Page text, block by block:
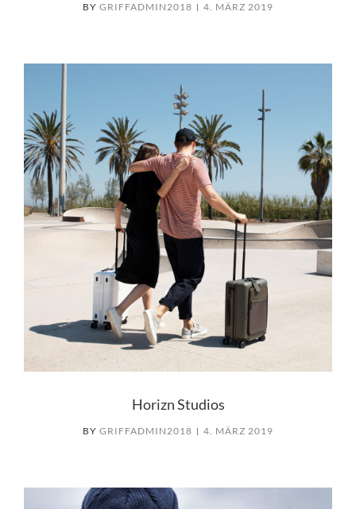
BY GRIFFADMIN2018 4. MÄRZ 2019
Horizn Studios
BY GRIFFADMIN2018 4. MÄRZ 2019